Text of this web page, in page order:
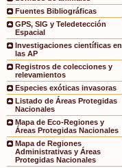
Fuentes Bibliográficas
GPS, SIG y Teledetección
Espacial
Investigaciones científicas en
las AP
Registros de colecciones y
relevamientos
Especies exóticas invasoras
Listado de Áreas Protegidas
Nacionales
Mapa de Eco-Regiones y
Áreas Protegidas Nacionales
Mapa de Regiones
Administrativas y Áreas
Protegidas Nacionales